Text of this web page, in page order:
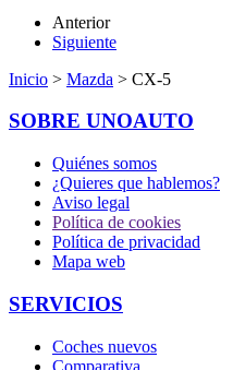
Anterior
Siguiente
Inicio > Mazda > CX-5
SOBRE UNOAUTO
Quiénes somos
¿Quieres que hablemos?
Aviso legal
Política de cookies
Política de privacidad
Mapa web
SERVICIOS
Coches nuevos
Comparativa